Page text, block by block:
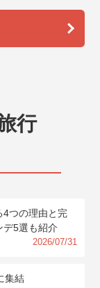
行
4つの理由と完
デ5選も紹介
2026/07/31
集結